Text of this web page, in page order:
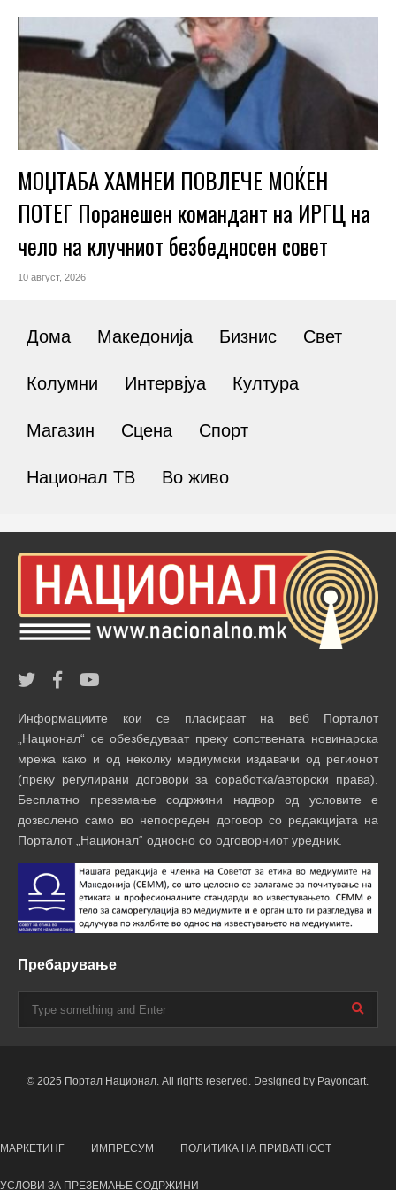
МОЏТАБА ХАМНЕИ ПОВЛЕЧЕ МОЌЕН
ПОТЕГ Поранешен командант на ИРГЦ на
чело на клучниот безбедносен совет
10 август, 2026
Дома Македонија Бизнис Свет
Колумни Интервјуа Култура
Магазин Сцена Спорт
Национал ТВ Во живо
Информациите кои се пласираат на веб Порталот
„Национал“ се обезбедуваат преку сопствената новинарска
мрежа како и од неколку медиумски издавачи од регионот
(преку регулирани договори за соработка/авторски права).
Бесплатно преземање содржини надвор од условите е
дозволено само во непосреден договор со редакцијата на
Порталот „Национал“ односно со одговорниот уредник.
Пребарување
© 2025 Портал Национал. All rights reserved. Designed by Payoncart.
МАРКЕТИНГ ИМПРЕСУМ ПОЛИТИКА НА ПРИВАТНОСТ
УСЛОВИ ЗА ПРЕЗЕМАЊЕ СОДРЖИНИ